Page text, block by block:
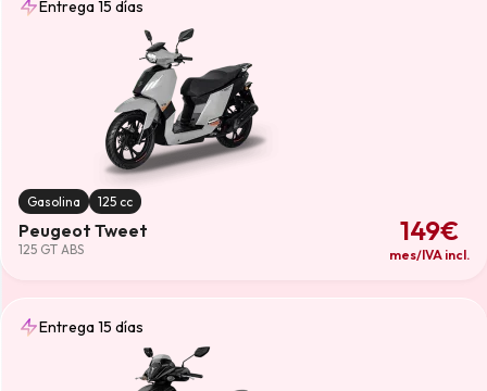
Limpiar
Entrega 15 días
Gasolina 125 cc
Peugeot Tweet
125 GT ABS
149€
mes/IVA incl.
Entrega 15 días